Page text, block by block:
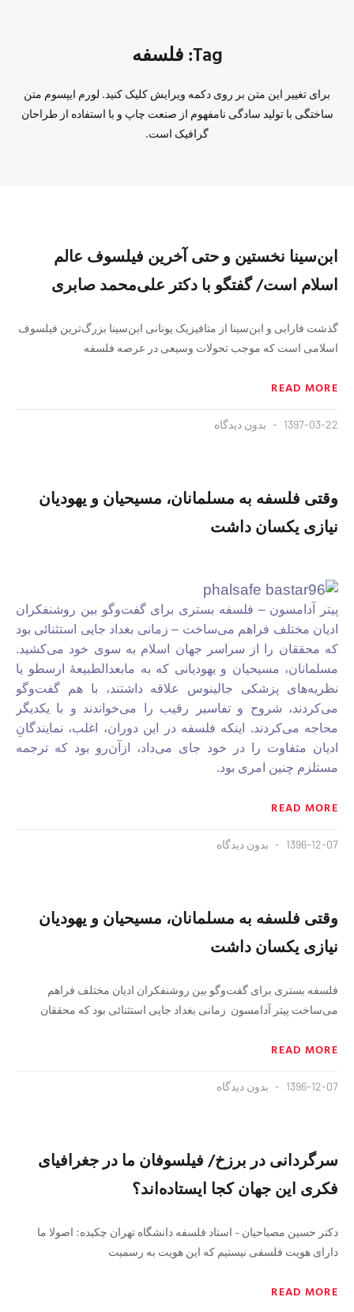
Tag: فلسفه
برای تغییر این متن بر روی دکمه ویرایش کلیک کنید. لورم ایپسوم متن
ساختگی با تولید سادگی نامفهوم از صنعت چاپ و با استفاده از طراحان
گرافیک است.
ابن‌سینا نخستین و حتی آخرین فیلسوف عالم
اسلام است/ گفتگو با دکتر علی‌محمد صابری
گذشت فارابی و ابن‌سینا از متافیزیک یونانی ابن‌سینا بزرگ‌ترین فیلسوف
اسلامی است که موجب تحولات وسیعی در عرصه فلسفه
READ MORE
1397-03-22 بدون دیدگاه
وقتی فلسفه به مسلمانان، مسیحیان و یهودیان
نیازی یکسان داشت
پیتر آدامسون – فلسفه بستری برای گفت‌وگو بین روشنفکران
ادیان مختلف فراهم می‌ساخت – زمانی بغداد جایی استثنائی بود
که محققان را از سراسر جهان اسلام به‌ سوی خود می‌کشید.
مسلمانان، مسیحیان و یهودیانی که به مابعدالطبیعۀ ارسطو یا
نظریه‌های پزشکی جالینوس علاقه داشتند، با هم گفت‌وگو
می‌کردند، شروح و تفاسیر رقیب را می‌خواندند و با یکدیگر
محاجه‌ می‌کردند. اینکه فلسفه در این دوران، اغلب، نمایندگانِ
ادیان متفاوت را در خود جای می‌داد، ازآن‌رو بود که ترجمه
مستلزم چنین امری بود.
READ MORE
1396-12-07 بدون دیدگاه
وقتی فلسفه به مسلمانان، مسیحیان و یهودیان
نیازی یکسان داشت
فلسفه بستری برای گفت‌وگو بین روشنفکران ادیان مختلف فراهم
می‌ساخت پیتر آدامسون زمانی بغداد جایی استثنائی بود که محققان
READ MORE
1396-12-07 بدون دیدگاه
سرگردانی در برزخ/ فیلسوفان ما در جغرافیای
فکری این جهان کجا ایستاده‌اند؟
دکتر حسین مصباحیان – استاد فلسفه دانشگاه تهران چکیده: اصولا ما
دارای هویت فلسفی نیستیم که این هویت به رسمیت
READ MORE